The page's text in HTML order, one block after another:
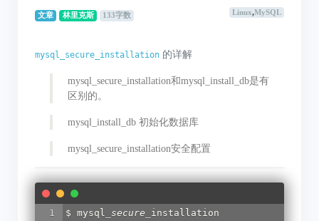
文章 林里克斯 133字数 Linux,MySQL
mysql_secure_installation 的详解
mysql_secure_installation和mysql_install_db是有
区别的。
mysql_install_db 初始化数据库
mysql_secure_installation安全配置
$ mysql secure installation